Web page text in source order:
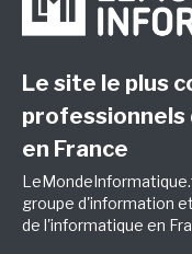
Le site le plus
professionnels
en France
groupe d'information
de l'informatique en